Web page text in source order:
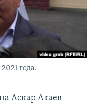
года.
Аскар Акаев